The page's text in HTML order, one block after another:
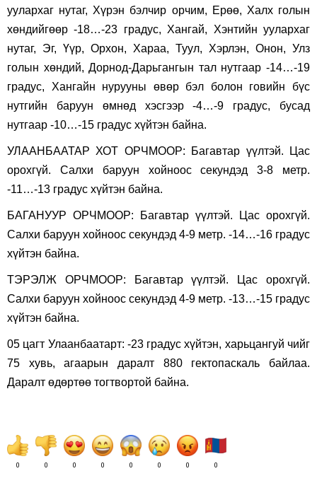
уулархаг нутаг, Хүрэн бэлчир орчим, Ерөө, Халх голын
хөндийгөөр -18…-23 градус, Хангай, Хэнтийн уулархаг
нутаг, Эг, Үүр, Орхон, Хараа, Туул, Хэрлэн, Онон, Улз
голын хөндий, Дорнод-Дарьгангын тал нутгаар -14…-19
градус, Хангайн нурууны өвөр бэл болон говийн бүс
нутгийн баруун өмнөд хэсгээр -4…-9 градус, бусад
нутгаар -10…-15 градус хүйтэн байна.
УЛААНБААТАР ХОТ ОРЧМООР: Багавтар үүлтэй. Цас
орохгүй. Салхи баруун хойноос секундэд 3-8 метр.
-11…-13 градус хүйтэн байна.
БАГАНУУР ОРЧМООР: Багавтар үүлтэй. Цас орохгүй.
Салхи баруун хойноос секундэд 4-9 метр. -14…-16 градус
хүйтэн байна.
ТЭРЭЛЖ ОРЧМООР: Багавтар үүлтэй. Цас орохгүй.
Салхи баруун хойноос секундэд 4-9 метр. -13…-15 градус
хүйтэн байна.
05 цагт Улаанбаатарт: -23 градус хүйтэн, харьцангуй чийг
75 хувь, агаарын даралт 880 гектопаскаль байлаа.
Даралт өдөртөө тогтвортой байна.
0 0 0 0 0 0 0 0